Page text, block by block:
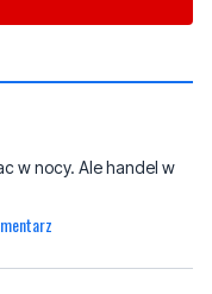
w nocy. Ale handel w